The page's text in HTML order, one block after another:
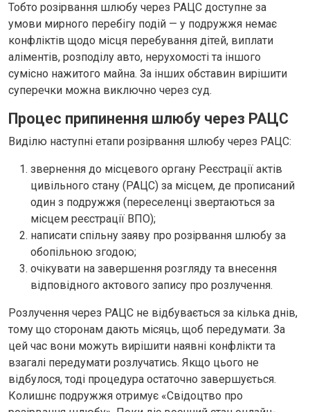
Тобто розірвання шлюбу через РАЦС доступне за
умови мирного перебігу подій — у подружжя немає
конфліктів щодо місця перебування дітей, виплати
аліментів, розподілу авто, нерухомості та іншого
сумісно нажитого майна. За інших обставин вирішити
суперечки можна виключно через суд.
Процес припинення шлюбу через РАЦС
Виділю наступні етапи розірвання шлюбу через РАЦС:
звернення до місцевого органу Реєстрації актів
цивільного стану (РАЦС) за місцем, де прописаний
один з подружжя (переселенці звертаються за
місцем реєстрації ВПО);
написати спільну заяву про розірвання шлюбу за
обопільною згодою;
очікувати на завершення розгляду та внесення
відповідного актового запису про розлучення.
Розлучення через РАЦС не відбувається за кілька днів,
тому що сторонам дають місяць, щоб передумати. За
цей час вони можуть вирішити наявні конфлікти та
взагалі передумати розлучатись. Якщо цього не
відбулося, тоді процедура остаточно завершується.
Колишнє подружжя отримує «Свідоцтво про